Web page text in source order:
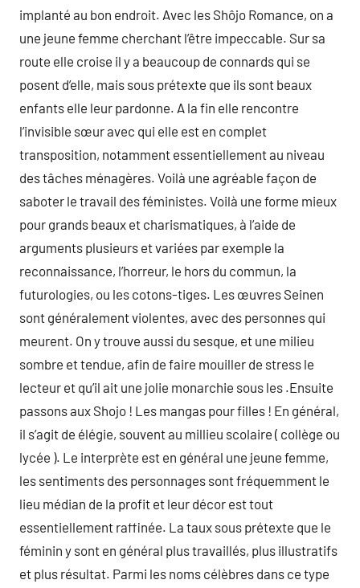
implanté au bon endroit. Avec les Shôjo Romance, on a
une jeune femme cherchant l’être impeccable. Sur sa
route elle croise il y a beaucoup de connards qui se
posent d’elle, mais sous prétexte que ils sont beaux
enfants elle leur pardonne. A la fin elle rencontre
l’invisible sœur avec qui elle est en complet
transposition, notamment essentiellement au niveau
des tâches ménagères. Voilà une agréable façon de
saboter le travail des féministes. Voilà une forme mieux
pour grands beaux et charismatiques, à l’aide de
arguments plusieurs et variées par exemple la
reconnaissance, l’horreur, le hors du commun, la
futurologies, ou les cotons-tiges. Les œuvres Seinen
sont généralement violentes, avec des personnes qui
meurent. On y trouve aussi du sesque, et une milieu
sombre et tendue, afin de faire mouiller de stress le
lecteur et qu’il ait une jolie monarchie sous les .Ensuite
passons aux Shojo ! Les mangas pour filles ! En général,
il s’agit de élégie, souvent au millieu scolaire ( collège ou
lycée ). Le interprète est en général une jeune femme,
les sentiments des personnages sont fréquemment le
lieu médian de la profit et leur décor est tout
essentiellement raffinée. La taux sous prétexte que le
féminin y sont en général plus travaillés, plus illustratifs
et plus résultat. Parmi les noms célèbres dans ce type